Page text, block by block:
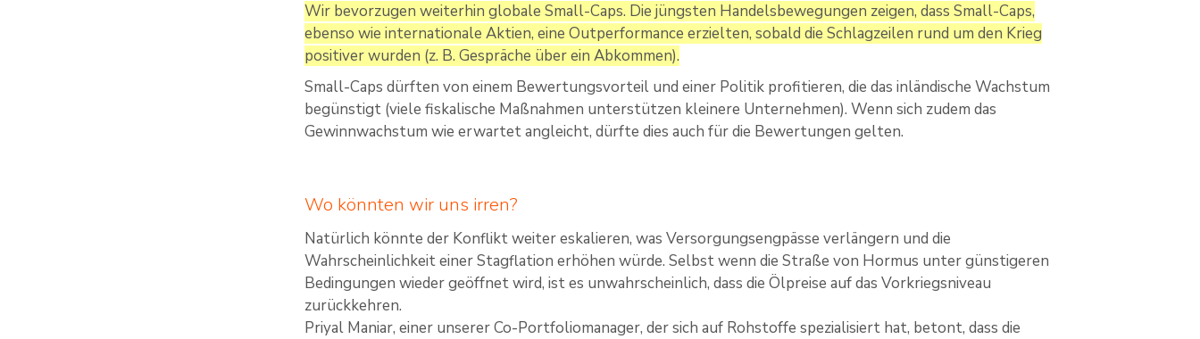
Wir bevorzugen weiterhin globale Small-Caps. Die jüngsten Handelsbewegungen zeigen, dass Small-Caps,
ebenso wie internationale Aktien, eine Outperformance erzielten, sobald die Schlagzeilen rund um den Krieg
positiver wurden (z. B. Gespräche über ein Abkommen).
Small-Caps dürften von einem Bewertungsvorteil und einer Politik profitieren, die das inländische Wachstum
begünstigt (viele fiskalische Maßnahmen unterstützen kleinere Unternehmen). Wenn sich zudem das
Gewinnwachstum wie erwartet angleicht, dürfte dies auch für die Bewertungen gelten.
Wo könnten wir uns irren?
Natürlich könnte der Konflikt weiter eskalieren, was Versorgungsengpässe verlängern und die
Wahrscheinlichkeit einer Stagflation erhöhen würde. Selbst wenn die Straße von Hormus unter günstigeren
Bedingungen wieder geöffnet wird, ist es unwahrscheinlich, dass die Ölpreise auf das Vorkriegsniveau
zurückkehren.
Priyal Maniar, einer unserer Co-Portfoliomanager, der sich auf Rohstoffe spezialisiert hat, betont, dass die